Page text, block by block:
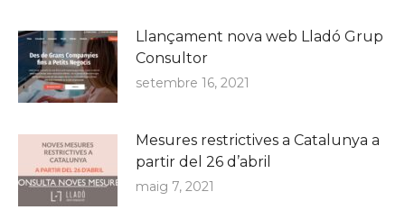
Llançament nova web Lladó Grup
Consultor
setembre 16, 2021
Mesures restrictives a Catalunya a
partir del 26 d’abril
maig 7, 2021